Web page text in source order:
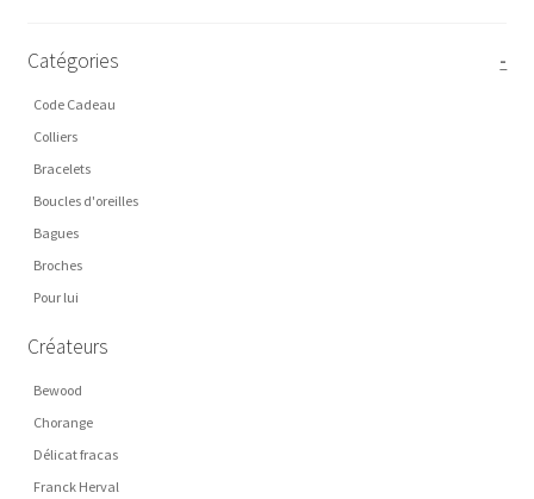
Catégories -
Code Cadeau
Colliers
Bracelets
Boucles d'oreilles
Bagues
Broches
Pour lui
Créateurs
Bewood
Chorange
Délicat fracas
Franck Herval